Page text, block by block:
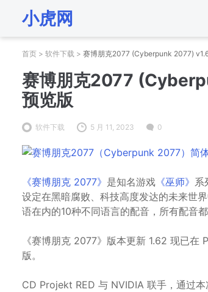
小虎网
首页 > 软件下载 > 赛博朋克2077 (Cyberpunk 2077)
赛博朋克2077
预览版
软件下载 5 月 11, 2023 0
《赛博朋克 2077》 是知名游戏 《巫师》 系
设定在黑暗腐败、科技高度发达的未来世
语在内的10种不同语言的配音，所有配音
《赛博朋克 2077》版本更新 1.62 现已
版。
CD Projekt RED 与 NVIDIA 联手，通过